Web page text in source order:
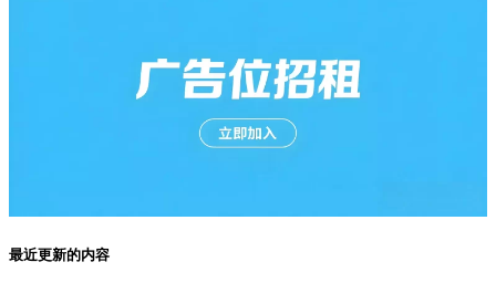
最近更新的内容